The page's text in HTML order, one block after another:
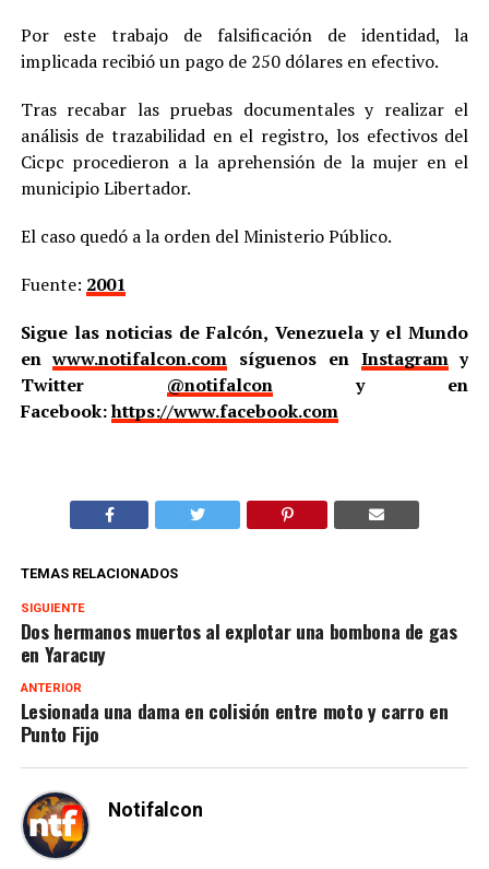
Por este trabajo de falsificación de identidad, la
implicada recibió un pago de 250 dólares en efectivo.
Tras recabar las pruebas documentales y realizar el
análisis de trazabilidad en el registro, los efectivos del
Cicpc procedieron a la aprehensión de la mujer en el
municipio Libertador.
El caso quedó a la orden del Ministerio Público.
Fuente: 2001
Sigue las noticias de Falcón, Venezuela y el Mundo
enwww.notifalcon.com síguenos en Instagramy
Twitter @notifalcony en
Facebook:https://www.facebook.com
TEMAS RELACIONADOS
SIGUIENTE
Dos hermanos muertos al explotar una bombona de gas
en Yaracuy
ANTERIOR
Lesionada una dama en colisión entre moto y carro en
Punto Fijo
Notifalcon